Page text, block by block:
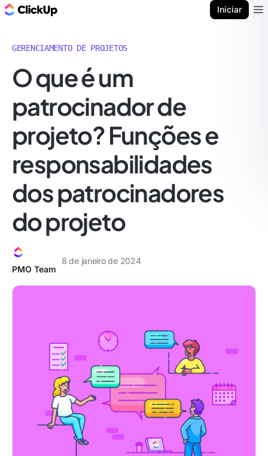
Iniciar
GERENCIAMENTO DE PROJETOS
O que é um
patrocinador de
projeto? Funções e
responsabilidades
dos patrocinadores
do projeto
PMO Team
8 de janeiro de 2024